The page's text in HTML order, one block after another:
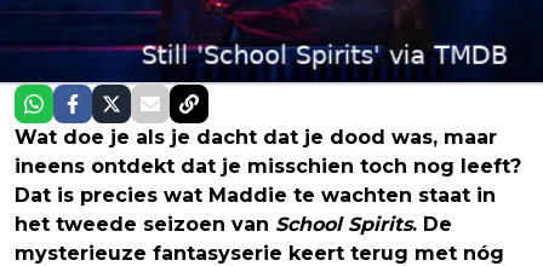
Wat doe je als je dacht dat je dood was, maar
ineens ontdekt dat je misschien toch nog leeft?
Dat is precies wat Maddie te wachten staat in
het tweede seizoen van School Spirits. De
mysterieuze fantasyserie keert terug met nóg